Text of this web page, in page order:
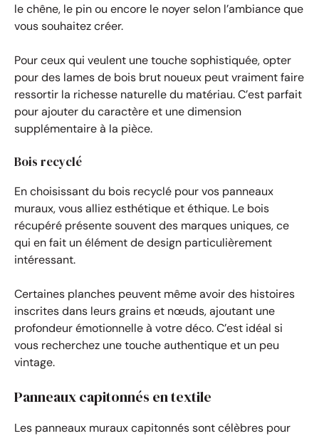
le chêne, le pin ou encore le noyer selon l’ambiance que
vous souhaitez créer.
Pour ceux qui veulent une touche sophistiquée, opter
pour des lames de bois brut noueux peut vraiment faire
ressortir la richesse naturelle du matériau. C’est parfait
pour ajouter du caractère et une dimension
supplémentaire à la pièce.
Bois recyclé
En choisissant du bois recyclé pour vos panneaux
muraux, vous alliez esthétique et éthique. Le bois
récupéré présente souvent des marques uniques, ce
qui en fait un élément de design particulièrement
intéressant.
Certaines planches peuvent même avoir des histoires
inscrites dans leurs grains et nœuds, ajoutant une
profondeur émotionnelle à votre déco. C’est idéal si
vous recherchez une touche authentique et un peu
vintage.
Panneaux capitonnés en textile
Les panneaux muraux capitonnés sont célèbres pour